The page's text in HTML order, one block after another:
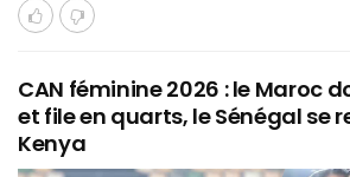
CAN féminine 2026 : le Maroc
et file en quarts, le Sénégal se
Kenya